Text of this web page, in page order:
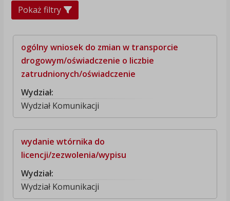
Pokaż filtry
ogólny wniosek do zmian w transporcie
drogowym/oświadczenie o liczbie
zatrudnionych/oświadczenie
Wydział:
Wydział Komunikacji
wydanie wtórnika do
licencji/zezwolenia/wypisu
Wydział:
Wydział Komunikacji